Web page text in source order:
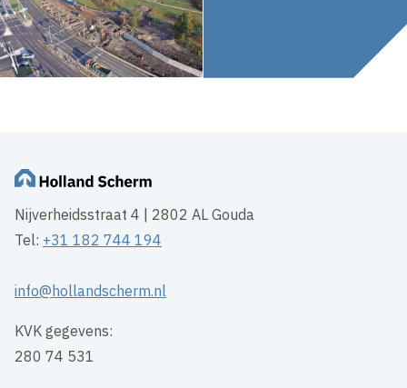
Nijverheidsstraat 4 | 2802 AL Gouda
Tel: +31 182 744 194
info@hollandscherm.nl
KVK gegevens:
280 74 531